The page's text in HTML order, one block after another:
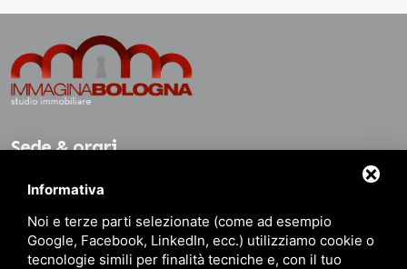
Sede & orari
40141 Bologna BO
Dalle 8.30 alle 19.30
Informativa
Noi e terze parti selezionate (come ad esempio
Google, Facebook, LinkedIn, ecc.) utilizziamo cookie o
tecnologie simili per finalità tecniche e, con il tuo